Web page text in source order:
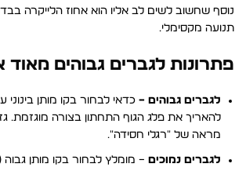
נוסף שחשוב לשים לב אליו הוא אחוז הלייקרה
תנועה מקסימלי.
פתרונות לגברים גבוהים מאוד
לגברים גבוהים – כדאי לבחור בקו מותן בינוני
להאריך את פלג הגוף התחתון בצורה מוגזמת.
מראה של "רגלי חסידה".
לגברים נמוכים